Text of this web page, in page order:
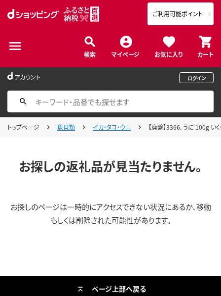
検索 マイページ お気に入り カート
ご利用可能ポイント
アカウント ログイン
トップページ 魚貝類 イカ・タコ・ウニ 【廃盤】3366. うに 100g
お探しの返礼品が見当たりません。
お探しのページは一時的にアクセスできない状況にあるか、移動
もしくは削除された可能性があります。
ページ上部へ戻る